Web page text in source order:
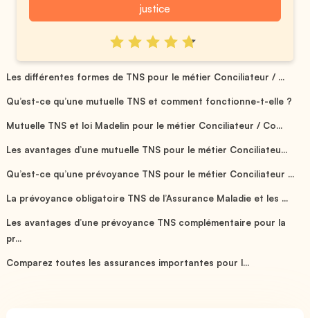
justice
Les différentes formes de TNS pour le métier Conciliateur / ...
Qu’est-ce qu’une mutuelle TNS et comment fonctionne-t-elle ?
Mutuelle TNS et loi Madelin pour le métier Conciliateur / Co...
Les avantages d’une mutuelle TNS pour le métier Conciliateu...
Qu’est-ce qu’une prévoyance TNS pour le métier Conciliateur ...
La prévoyance obligatoire TNS de l’Assurance Maladie et les ...
Les avantages d’une prévoyance TNS complémentaire pour la
pr...
Comparez toutes les assurances importantes pour l...